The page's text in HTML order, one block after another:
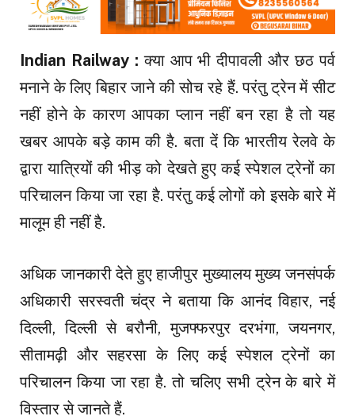
Indian Railway :क्या आप भी दीपावली और छठ पर्व
मनाने के लिए बिहार जाने की सोच रहे हैं. परंतु ट्रेन में सीट
नहीं होने के कारण आपका प्लान नहीं बन रहा है तो यह
खबर आपके बड़े काम की है. बता दें कि भारतीय रेलवे के
द्वारा यात्रियों की भीड़ को देखते हुए कई स्पेशल ट्रेनों का
परिचालन किया जा रहा है. परंतु कई लोगों को इसके बारे में
मालूम ही नहीं है.
अधिक जानकारी देते हुए हाजीपुर मुख्यालय मुख्य जनसंपर्क
अधिकारी सरस्वती चंद्र ने बताया कि आनंद विहार, नई
दिल्ली, दिल्ली से बरौनी, मुजफ्फरपुर दरभंगा, जयनगर,
सीतामढ़ी और सहरसा के लिए कई स्पेशल ट्रेनों का
परिचालन किया जा रहा है. तो चलिए सभी ट्रेन के बारे में
विस्तार से जानते हैं.